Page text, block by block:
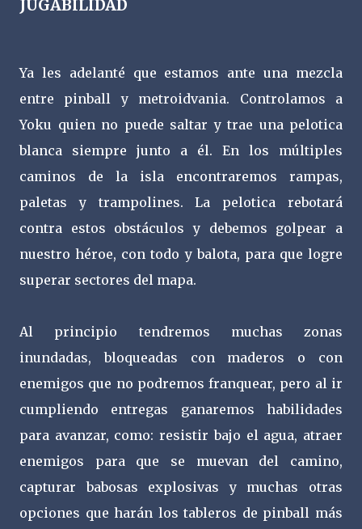
JUGABILIDAD
Ya les adelanté que estamos ante una mezcla
entre pinball y metroidvania. Controlamos a
Yoku quien no puede saltar y trae una pelotica
blanca siempre junto a él. En los múltiples
caminos de la isla encontraremos rampas,
paletas y trampolines. La pelotica rebotará
contra estos obstáculos y debemos golpear a
nuestro héroe, con todo y balota, para que logre
superar sectores del mapa.
Al principio tendremos muchas zonas
inundadas, bloqueadas con maderos o con
enemigos que no podremos franquear, pero al ir
cumpliendo entregas ganaremos habilidades
para avanzar, como: resistir bajo el agua, atraer
enemigos para que se muevan del camino,
capturar babosas explosivas y muchas otras
opciones que harán los tableros de pinball más